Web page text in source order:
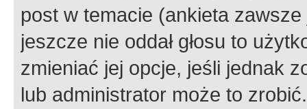
post w temacie (ankieta
jeszcze nie oddał głosu to
zmieniać jej opcje, jeśli jednak
lub administrator może to